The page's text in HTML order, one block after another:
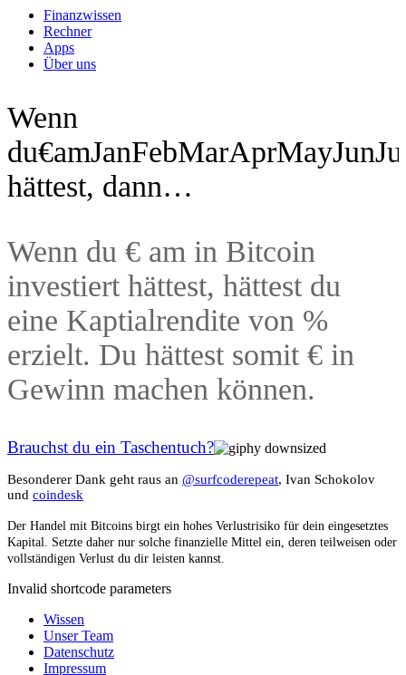
Finanzwissen
Rechner
Apps
Über uns
Wenn
hättest, dann…
Wenn du € am in Bitcoin
investiert hättest, hättest du
eine Kaptialrendite von %
erzielt. Du hättest somit € in
Gewinn machen können.
Brauchst du ein Taschentuch?
Besonderer Dank geht raus an @surfcoderepeat, Ivan Schokolov
und coindesk
Der Handel mit Bitcoins birgt ein hohes Verlustrisiko für dein eingesetztes
Kapital. Setzte daher nur solche finanzielle Mittel ein, deren teilweisen oder
vollständigen Verlust du dir leisten kannst.
Invalid shortcode parameters
Wissen
Unser Team
Datenschutz
Impressum